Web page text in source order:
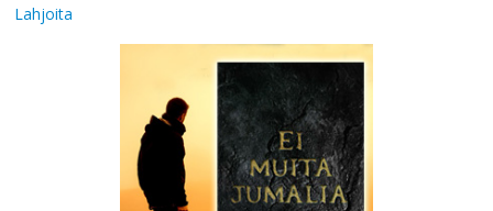
Lahjoita